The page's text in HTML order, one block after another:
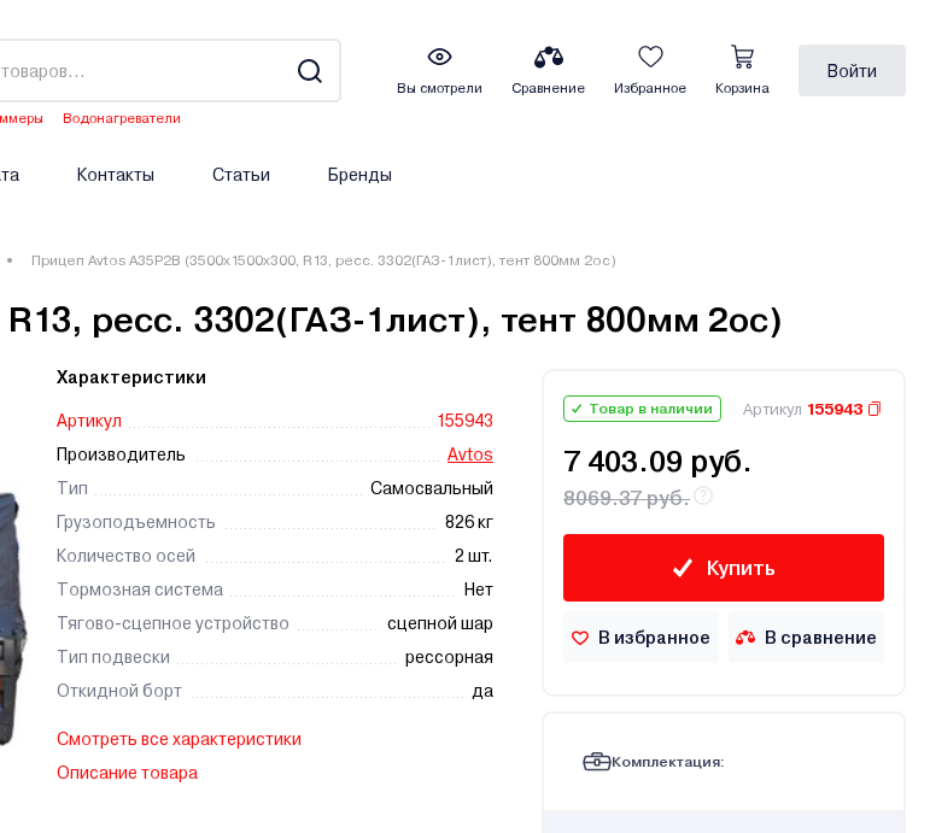
Водонагреватели
Вы смотрели Сравнение Избранное Корзина
Войти
Контакты Статьи Бренды
Прицеп Avtos A35P2B (3500х1500х300, R13, ресс. 3302(ГАЗ-1лист), тент 800мм 2ос)
ресс. 3302(ГАЗ-1лист), тент 800мм 2ос)
Характеристики
Артикул
155943
Производитель
Avtos
Тип
Самосвальный
Грузоподъемность
826 кг
Количество осей
2 шт.
Тормозная система
Нет
Тягово-сцепное устройство
сцепной шар
Тип подвески
рессорная
Откидной борт
да
Смотреть все характеристики
Описание товара
Товар в наличии Артикул 155943
7 403.09 руб.
8069.37 руб.
Купить
В избранное В сравнение
Комплектация: